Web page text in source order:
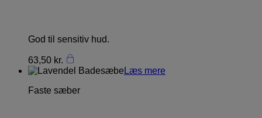
God til sensitiv hud.
63,50 kr.
Læs mere
Faste sæber